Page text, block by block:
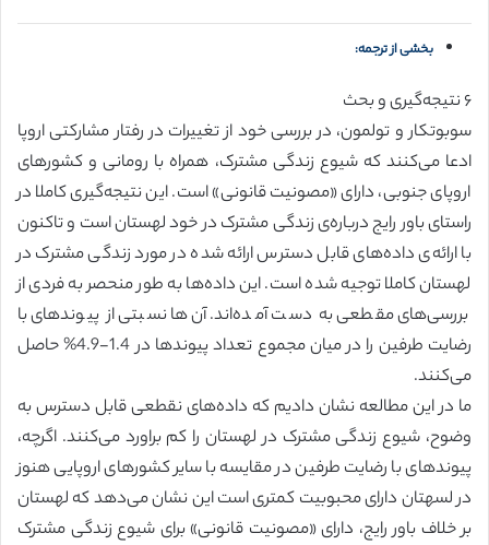
بخشی از ترجمه:
۶ نتیجه‌گیری و بحث
سوبوتکار و تولمون، در بررسی خود از تغییرات در رفتار مشارکتی اروپا
ادعا می‌کنند که شیوع زندگی مشترک، همراه با رومانی و کشورهای
اروپای جنوبی، دارای «مصونیت قانونی» است. این نتیجه‌گیری کاملا در
راستای باور رایج درباره‌ی زندگی مشترک در خود لهستان است و تاکنون
با ارائه‌ی داده‌های قابل دسترس ارائه شده در مورد زندگی مشترک در
لهستان کاملا توجیه شده است. این داده‌ها به طور منحصر به فردی از
بررسی‌های مقطعی به دست آمده‌اند. آن‌ها نسبتی از پیوند‌های با
رضایت طرفین را در میان مجموع تعداد پیوند‌ها در 1.4-4.9% حاصل
می‌کنند.
ما در این مطالعه نشان دادیم که داده‌های نقطعی قابل دسترس به
وضوح، شیوع زندگی مشترک در لهستان را کم براورد می‌کنند. اگرچه،
پیوند‌های با رضایت طرفین در مقایسه با سایر کشورهای اروپایی هنوز
در لسهتان دارای محبوبیت کمتری است این نشان می‌دهد که لهستان
بر خلاف باور رایج، دارای «مصونیت قانونی» برای شیوع زندگی مشترک